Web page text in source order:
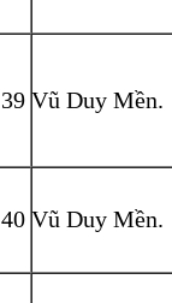
39 Vũ Duy Mền.
40 Vũ Duy Mền.